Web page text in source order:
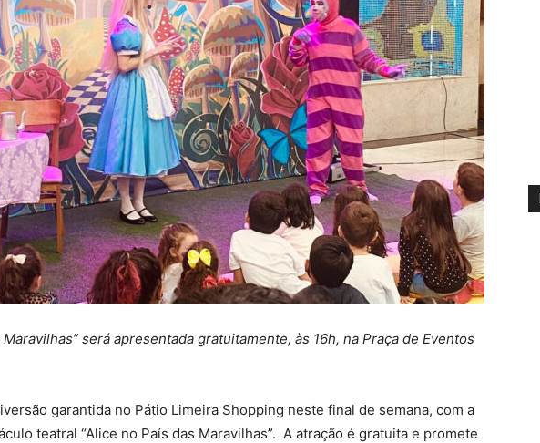
será apresentada gratuitamente, às 16h, na Praça de Eventos
garantida no Pátio Limeira Shopping neste final de semana, com a
teatral “Alice no País das Maravilhas”. A atração é gratuita e promete